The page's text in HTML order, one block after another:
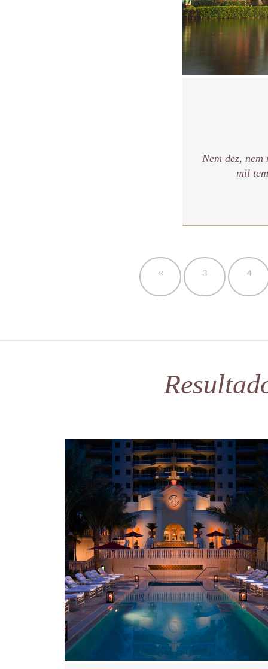
Nem dez,
mil
« 3 4